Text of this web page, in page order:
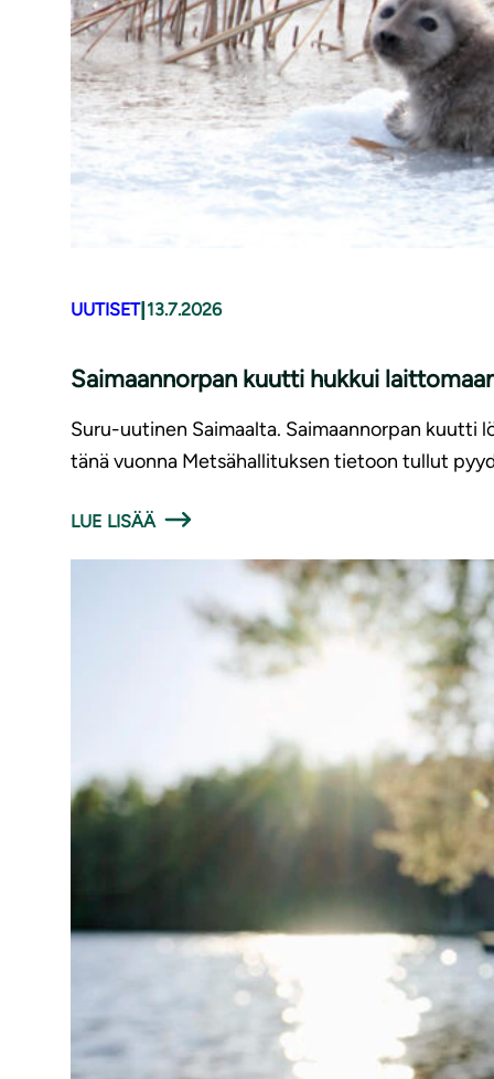
UUTISET|13.7.2026
Saimaannorpan kuutti hukkui
Suru-uutinen Saimaalta. Saimaannorpan kuutti
tänä vuonna Metsähallituksen tietoon tullut
LUE LISÄÄ